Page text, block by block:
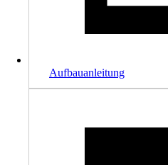
Aufbauanleitung